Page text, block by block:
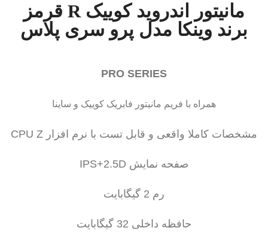
مانیتور اندروید کوییک R قرمز
برند وینکا مدل پرو سری پلاس
PRO SERIES
همراه با فریم مانیتور فابریک کوییک و ساینا
مشخصات کاملا واقعی و قابل تست با نرم افزار CPU Z
صفحه نمایش IPS+2.5D
رم 2 گیگابایت
حافظه داخلی 32 گیگابایت